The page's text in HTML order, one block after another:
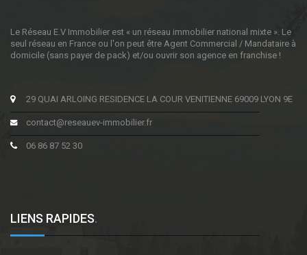
Le Réseau E.V Immobilier est « un réseau immobilier national mixte ». Le
seul réseau en France ou l'on peut être Agent Commercial / Mandataire à
domicile (sans payer de pack) et/ou ouvrir son agence en franchise !
29 QUAI ARLOING RESIDENCE LA COUR VENITIENNE 69009 LYON 9E
contact@reseauev-immobilier.fr
06 86 87 52 30
LIENS RAPIDES.